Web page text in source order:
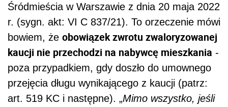
Śródmieścia w Warszawie z dnia 20 maja 2022
r. (sygn. akt: VI C 837/21). To orzeczenie mówi
bowiem, że obowiązek zwrotu zwaloryzowanej
kaucji nie przechodzi na nabywcę mieszkania -
poza przypadkiem, gdy doszło do umownego
przejęcia długu wynikającego z kaucji (patrz:
art. 519 KC i następne). „Mimo wszystko, jeśli